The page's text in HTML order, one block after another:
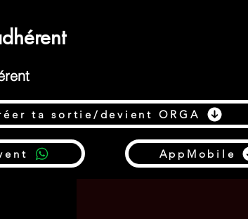
ta sortie/devient ORGA
AppMobile